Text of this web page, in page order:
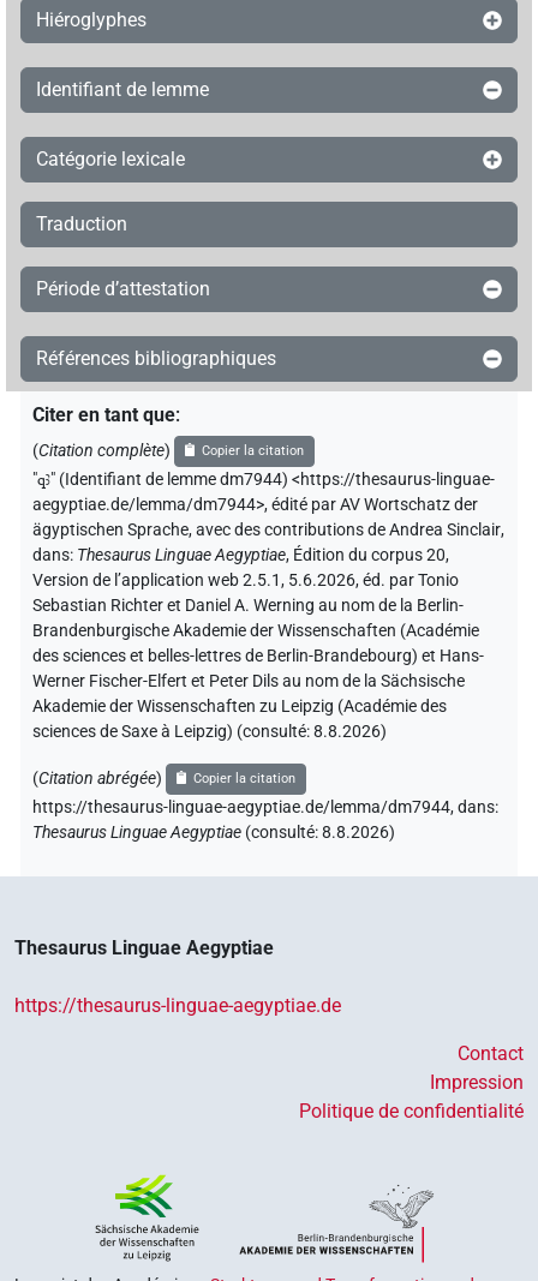
Hiéroglyphes
Identifiant de lemme
Catégorie lexicale
Traduction
Période d’attestation
Références bibliographiques
Citer en tant que:
(Citation complète) Copier la citation
"qꜣ" (Identifiant de lemme dm7944) <https://thesaurus-linguae-
aegyptiae.de/lemma/dm7944>,édité par AV Wortschatz der
ägyptischen Sprache,avec des contributions deAndrea Sinclair,
dans: Thesaurus Linguae Aegyptiae, Édition du corpus 20,
Version de l’application web 2.5.1, 5.6.2026, éd. par Tonio
Sebastian Richter et Daniel A. Werning au nom de la Berlin-
Brandenburgische Akademie der Wissenschaften (Académie
des sciences et belles-lettres de Berlin-Brandebourg) et Hans-
Werner Fischer-Elfert et Peter Dils au nom de la Sächsische
Akademie der Wissenschaften zu Leipzig (Académie des
sciences de Saxe à Leipzig) (consulté:8.8.2026)
(Citation abrégée) Copier la citation
https://thesaurus-linguae-aegyptiae.de/lemma/dm7944,dans:
Thesaurus Linguae Aegyptiae (consulté:8.8.2026)
Thesaurus Linguae Aegyptiae
https://thesaurus-linguae-aegyptiae.de
Contact
Impression
Politique de confidentialité